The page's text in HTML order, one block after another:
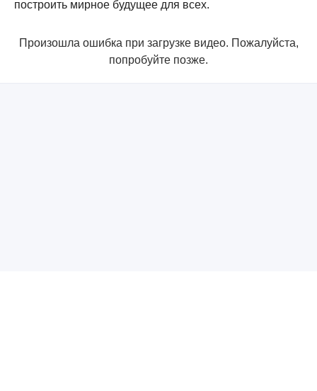
построить мирное будущее для всех.
Произошла ошибка при загрузке видео. Пожалуйста,
попробуйте позже.